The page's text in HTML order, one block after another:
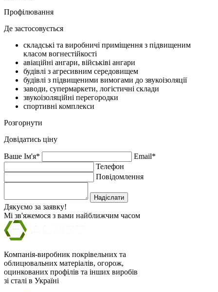
Профілювання
Де застосовується
складські та виробничі приміщення з підвищеним
класом вогнестійкості
авіаційні ангари, військіві ангари
будівлі з агресивним середовищем
будівлі з підвищеними вимогами до звукоізоляції
заводи, супермаркети, логістичні склади
звукоізоляційні перегородки
спортивні комплекси
Розгорнути
Довідатись ціну
Ваше Ім'я*
Email*
Телефон
Повідомлення
Надіслати
Дякуємо за заявку!
Мі зв'яжемося з вами найближчим часом
Компанія-виробник покрівельних та
облицювальних матеріалів, огорож,
оцинкованих профілів та інших виробів
зі сталі в Україні